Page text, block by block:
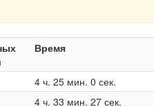
Время
4 ч. 25 мин. 0 сек.
4 ч. 33 мин. 27 сек.